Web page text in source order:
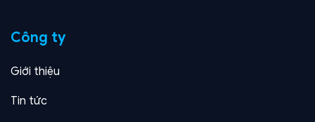
Công ty
Giới thiệu
Tin tức